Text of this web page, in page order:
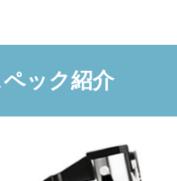
ック紹介